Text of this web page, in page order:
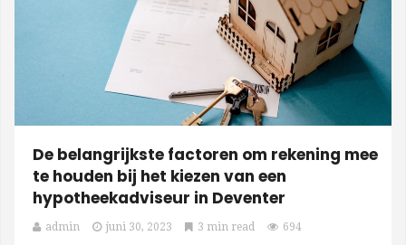
De belangrijkste factoren om rekening mee
te houden bij het kiezen van een
hypotheekadviseur in Deventer
admin juni 30, 2023 3 min read 694